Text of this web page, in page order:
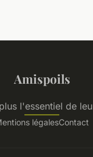
Amispoils
l'essentiel de
légalesContact